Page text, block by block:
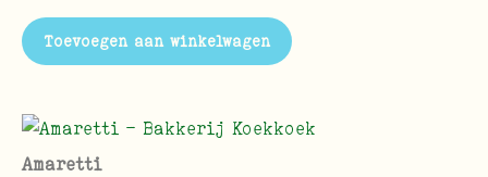
Toevoegen aan winkelwagen
Amaretti